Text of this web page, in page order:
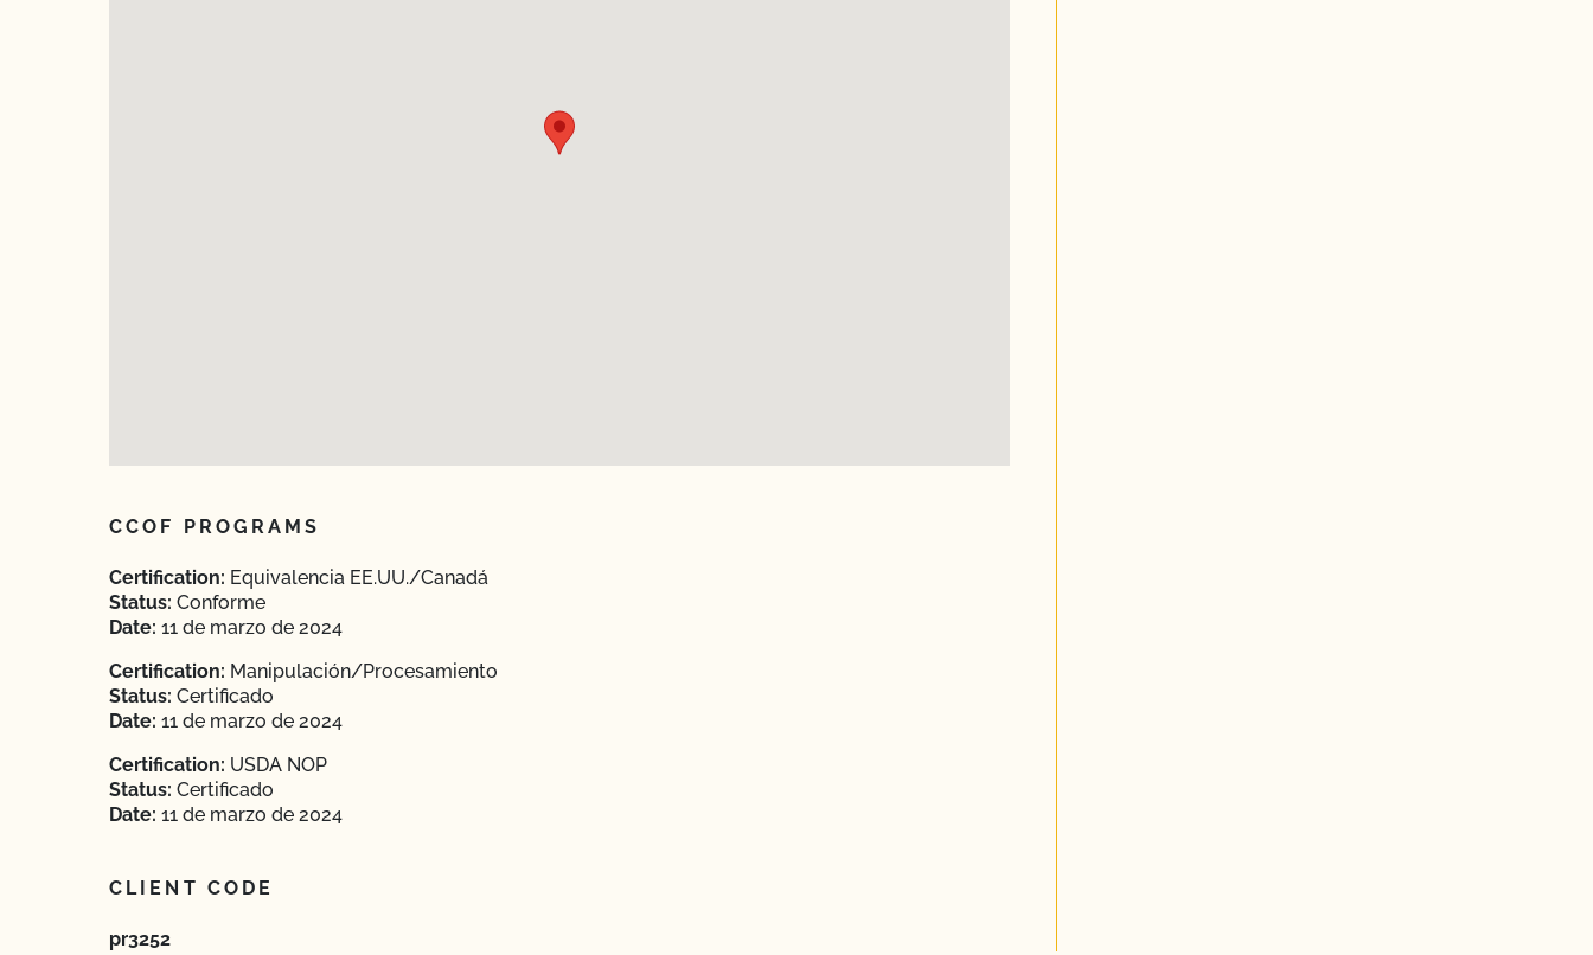
CCOF PROGRAMS
Certification: Equivalencia EE.UU./Canadá
Status: Conforme
Date: 11 de marzo de 2024
Certification: Manipulación/Procesamiento
Status: Certificado
Date: 11 de marzo de 2024
Certification: USDA NOP
Status: Certificado
Date: 11 de marzo de 2024
CLIENT CODE
pr3252